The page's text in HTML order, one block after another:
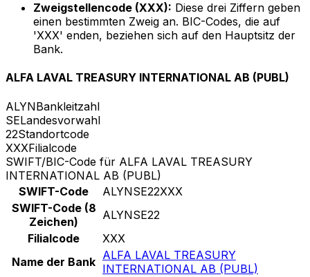
Zweigstellencode (XXX): Diese drei Ziffern geben
einen bestimmten Zweig an. BIC-Codes, die auf
'XXX' enden, beziehen sich auf den Hauptsitz der
Bank.
ALFA LAVAL TREASURY INTERNATIONAL AB (PUBL)
ALYNBankleitzahl
SELandesvorwahl
22Standortcode
XXXFilialcode
SWIFT/BIC-Code für ALFA LAVAL TREASURY
INTERNATIONAL AB (PUBL)
SWIFT-Code
ALYNSE22XXX
SWIFT-Code (8
Zeichen)
ALYNSE22
Filialcode
XXX
Name der Bank ALFA LAVAL TREASURY
INTERNATIONAL AB (PUBL)